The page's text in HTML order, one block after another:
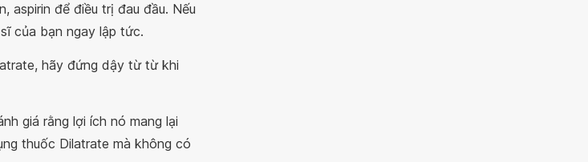
aspirin để điều trị đau đầu. Nếu
của bạn ngay lập tức.
hãy đứng dậy từ từ khi
giá rằng lợi ích nó mang lại
thuốc Dilatrate mà không có